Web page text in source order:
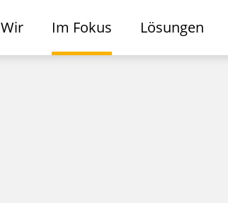
Wir Im Fokus Lösungen